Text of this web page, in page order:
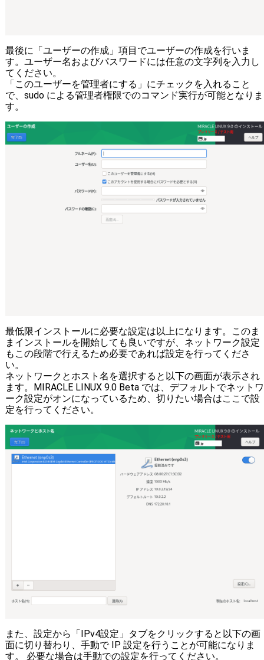
最後に「ユーザーの作成」項目でユーザーの作成を行いま
す。ユーザー名およびパスワードには任意の文字列を入力し
てください。
「このユーザーを管理者にする」にチェックを入れること
で、sudo による管理者権限でのコマンド実行が可能となりま
す。
最低限インストールに必要な設定は以上になります。このま
まインストールを開始しても良いですが、ネットワーク設定
もこの段階で行えるため必要であれば設定を行ってくださ
い。
ネットワークとホスト名を選択すると以下の画面が表示され
ます。MIRACLE LINUX 9.0 Beta では、デフォルトでネットワ
ーク設定がオンになっているため、切りたい場合はここで設
定を行ってください。
また、設定から「IPv4設定」タブをクリックすると以下の画
面に切り替わり、手動で IP 設定を行うことが可能になりま
す。 必要な場合は手動での設定を行ってください。